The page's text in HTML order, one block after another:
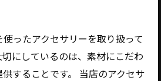
ったアクセサリーを取り扱って
にしているのは、素材にこだわ
することです。 当店のアクセサ